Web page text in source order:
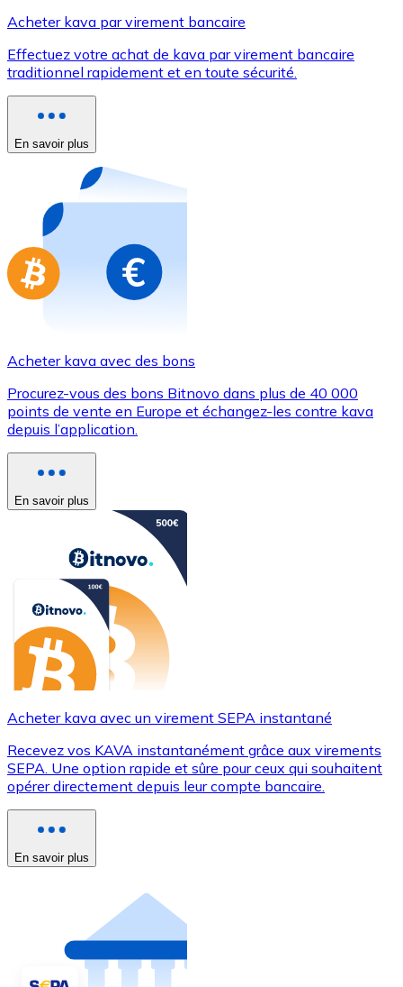
Utilisez les cartes Visa et Mastercard pour acheter
Acheter avec carte
Nouveau
Achetez des cartes-cadeaux de vos marques
Aller à la boutique de cartes-cadeaux
Acheter kava par virement bancaire
Effectuez votre achat de kava par virement bancaire
traditionnel rapidement et en toute sécurité.
En savoir plus
Acheter kava avec des bons
Procurez-vous des bons Bitnovo dans plus de 40 000
points de vente en Europe et échangez-les contre kava
depuis l’application.
En savoir plus
Acheter kava avec un virement SEPA instantané
Recevez vos KAVA instantanément grâce aux virements
SEPA. Une option rapide et sûre pour ceux qui souhaitent
opérer directement depuis leur compte bancaire.
En savoir plus